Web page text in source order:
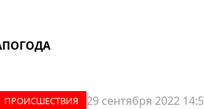
ПОГОДА
ПРОИCШЕСТВИЯ 29 сентября 2022